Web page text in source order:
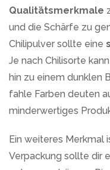
Qualitätsmerkmale
und die Schärfe zu
Chilipulver sollte eine
Je nach Chilisorte
hin zu einem dunklen
fahle Farben deuten
minderwertiges
Ein weiteres Merkmal
Verpackung sollte dir